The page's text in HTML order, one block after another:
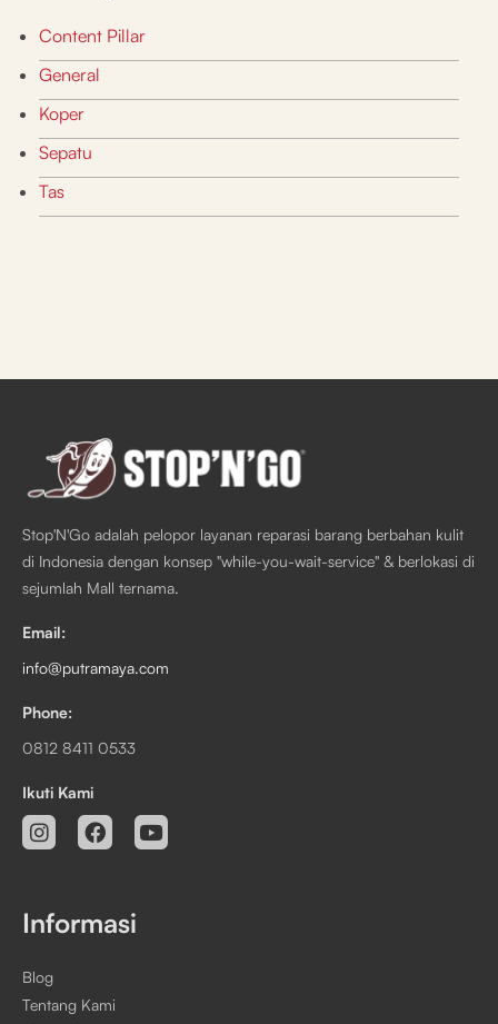
Content Pillar
General
Koper
Sepatu
Tas
Stop'N'Go adalah pelopor layanan reparasi barang berbahan kulit
di Indonesia dengan konsep "while-you-wait-service" & berlokasi di
sejumlah Mall ternama.
Email:
info@putramaya.com
Phone:
0812 8411 0533
Ikuti Kami
Informasi
Blog
Tentang Kami